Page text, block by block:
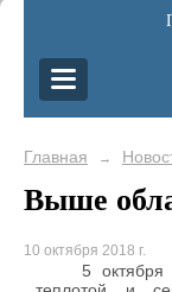
Главная →
Выше
10 октября 2018 г.
5 октября в